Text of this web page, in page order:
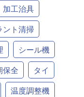
加工治具
ント清掃
シール機
保全
タイ
温度調整機